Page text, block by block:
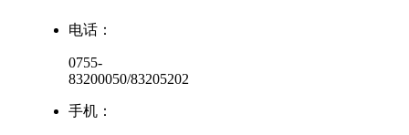
电话：
0755-
83200050/83205202
手机：